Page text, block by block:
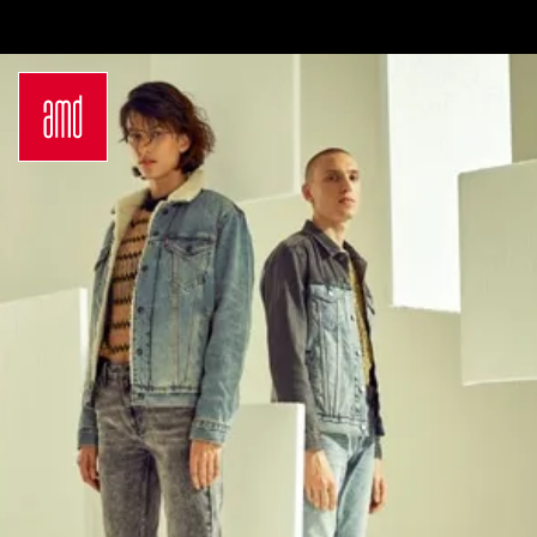
Innenarchitektur
Marken- &
Kommunikationsdesign
Interior Design
Mode Design
Designmanagement
Fashion Journalism &
Communication
Sustainability in
Creative Industries
Fashion & Design
Management
Fashion Design
Master
Luxury Management
Generatives Design &
Career Development an
der AMD
Networking
International
Auslandsprogramme
für unsere
Studierenden
Internationale
Partnerhochschulen
Studieren in
Deutschland
Studyplus
Deinen Campus entdecken
Berlin
Düsseldorf